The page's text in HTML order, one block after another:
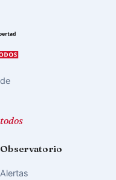
Observatorio
Alertas